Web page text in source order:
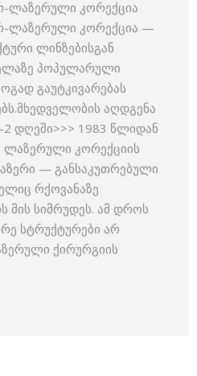
ლაზერული კორექცია
ლაზერული კორექცია —
ლინზებისგან
პოპულარული
გაუტკივარებას
აღდგენა
2 დღეში>>> 1983 წლიდან
ლაზერული კორექციის
— განსაკუთრებული
რქოვანაზე
მის სიმრუდეს. ამ დროს
სტრუქტურები არ
ქირურგიის